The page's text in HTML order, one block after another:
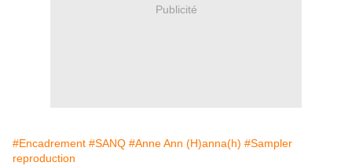
Publicité
#Encadrement #SANQ #Anne Ann (H)anna(h) #Sampler
reproduction